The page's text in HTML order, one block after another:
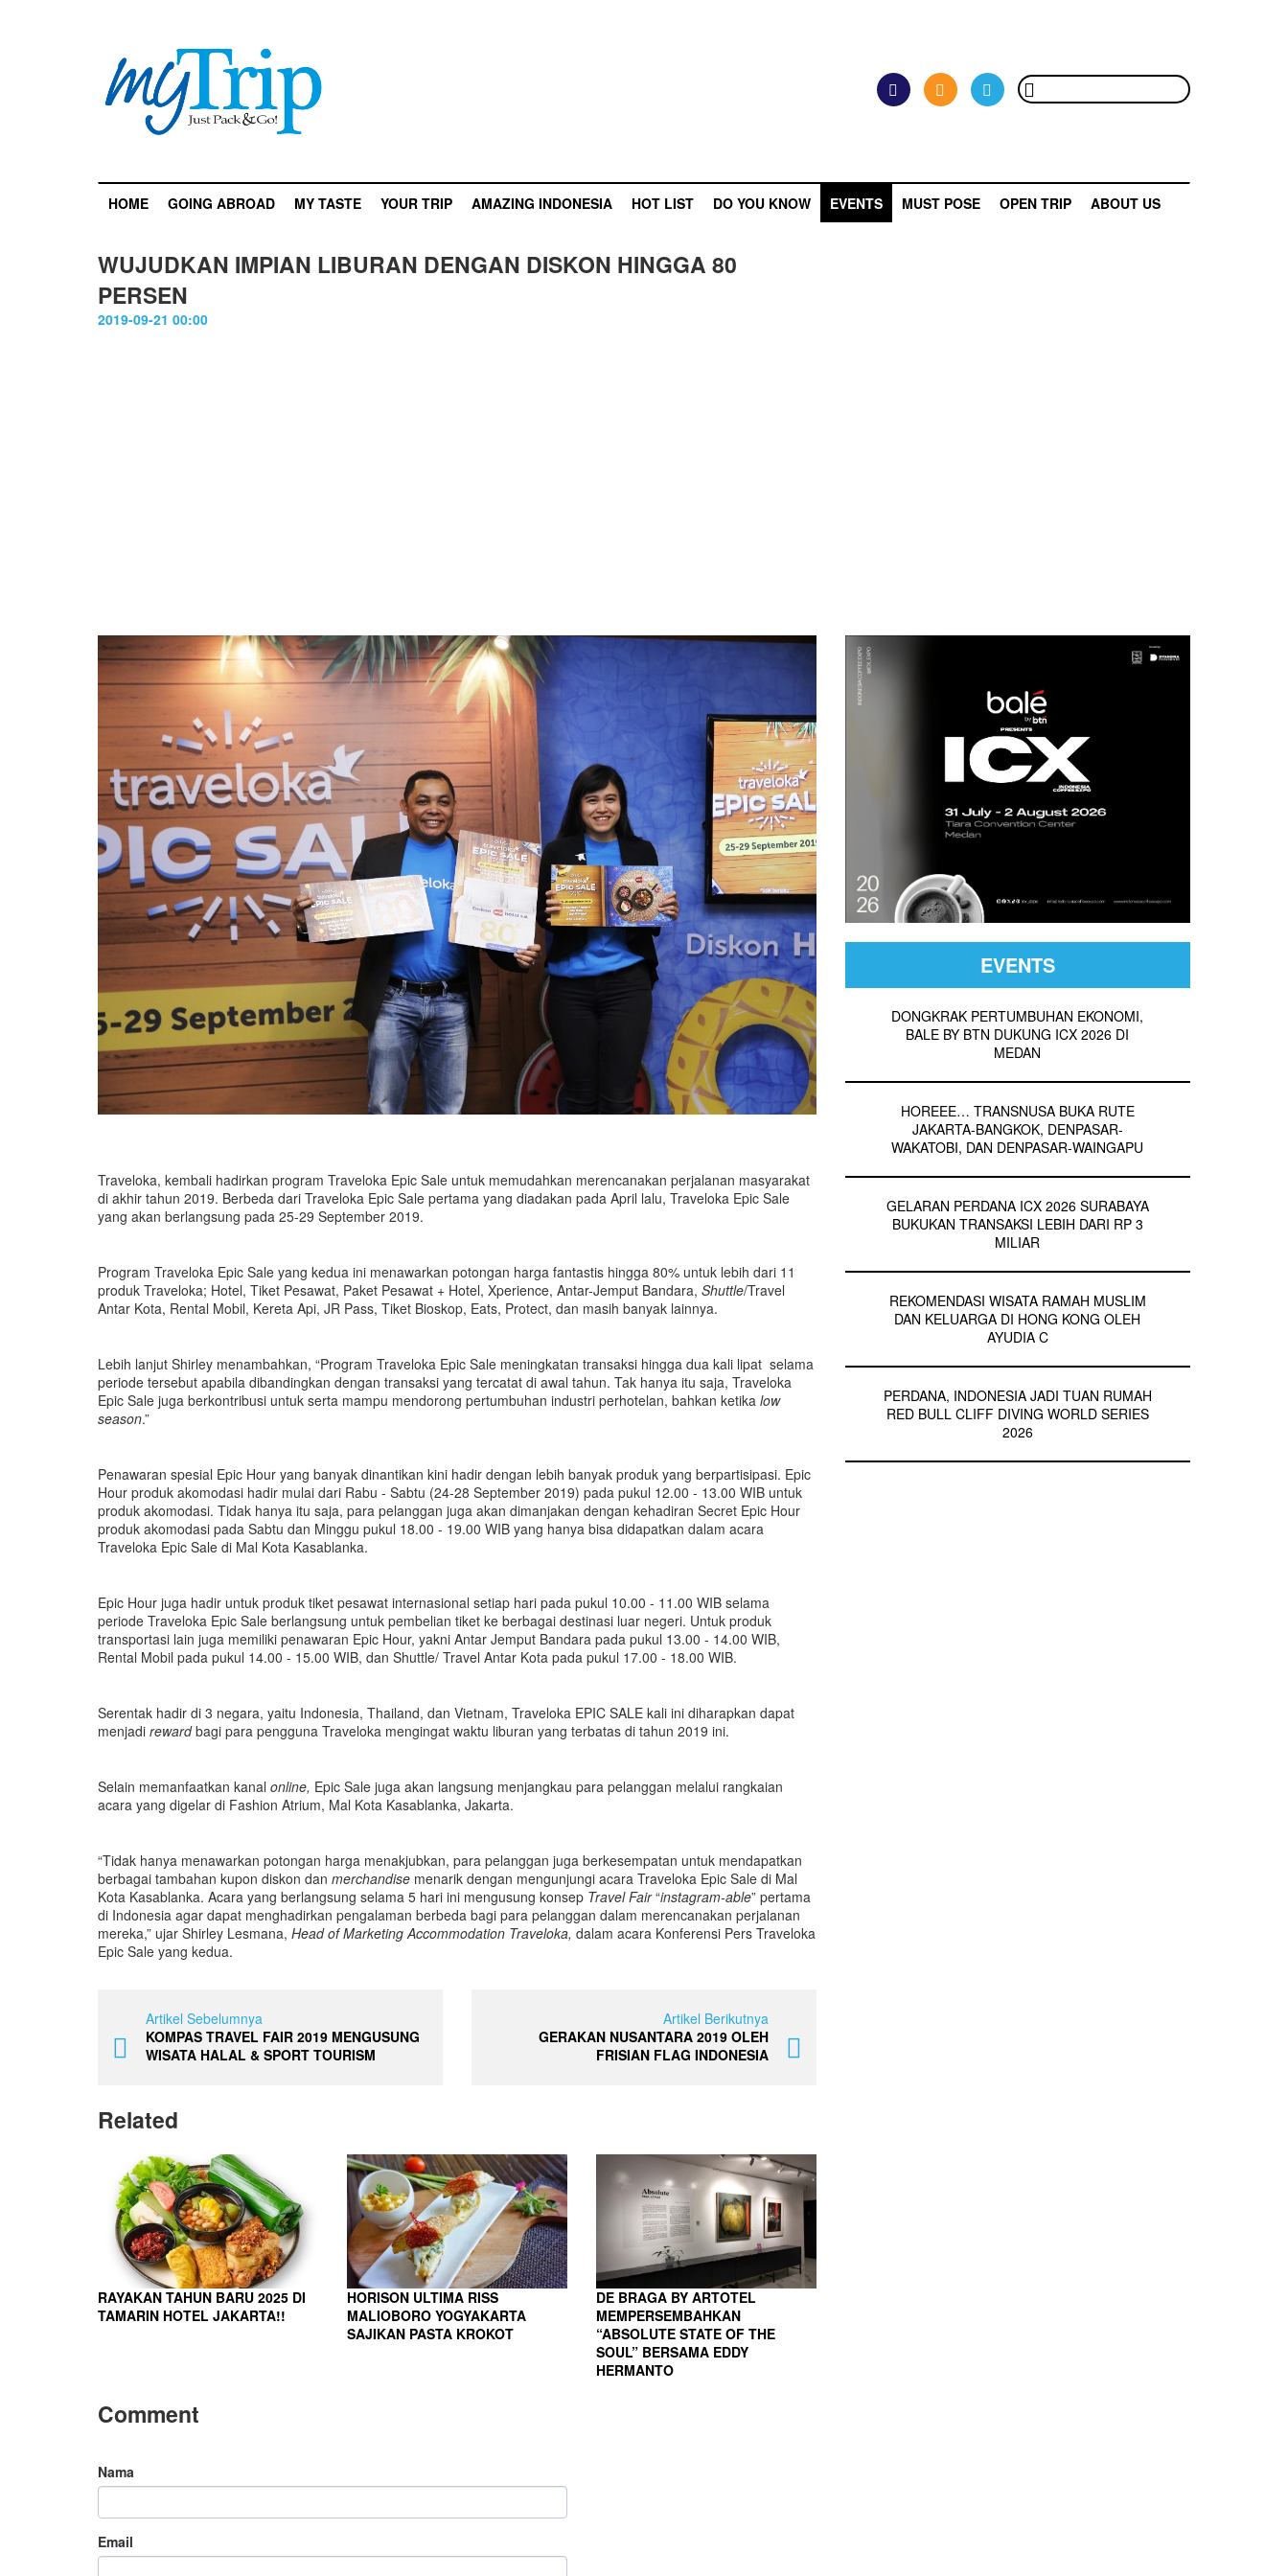
HOME GOING ABROAD MY TASTE YOUR TRIP AMAZING INDONESIA HOT LIST DO YOU KNOW EVENTS MUST POSE OPEN TRIP ABOUT US
WUJUDKAN IMPIAN LIBURAN DENGAN DISKON HINGGA 80
PERSEN
2019-09-21 00:00
Traveloka, kembali hadirkan program Traveloka Epic Sale untuk memudahkan merencanakan perjalanan masyarakat
di akhir tahun 2019. Berbeda dari Traveloka Epic Sale pertama yang diadakan pada April lalu, Traveloka Epic Sale
yang akan berlangsung pada 25-29 September 2019.
Program Traveloka Epic Sale yang kedua ini menawarkan potongan harga fantastis hingga 80% untuk lebih dari 11
produk Traveloka; Hotel, Tiket Pesawat, Paket Pesawat + Hotel, Xperience, Antar-Jemput Bandara, Shuttle/Travel
Antar Kota, Rental Mobil, Kereta Api, JR Pass, Tiket Bioskop, Eats, Protect, dan masih banyak lainnya.
Lebih lanjut Shirley menambahkan, “Program Traveloka Epic Sale meningkatan transaksi hingga dua kali lipat selama
periode tersebut apabila dibandingkan dengan transaksi yang tercatat di awal tahun. Tak hanya itu saja, Traveloka
Epic Sale juga berkontribusi untuk serta mampu mendorong pertumbuhan industri perhotelan, bahkan ketika low
season.”
Penawaran spesial Epic Hour yang banyak dinantikan kini hadir dengan lebih banyak produk yang berpartisipasi. Epic
Hour produk akomodasi hadir mulai dari Rabu - Sabtu (24-28 September 2019) pada pukul 12.00 - 13.00 WIB untuk
produk akomodasi. Tidak hanya itu saja, para pelanggan juga akan dimanjakan dengan kehadiran Secret Epic Hour
produk akomodasi pada Sabtu dan Minggu pukul 18.00 - 19.00 WIB yang hanya bisa didapatkan dalam acara
Traveloka Epic Sale di Mal Kota Kasablanka.
Epic Hour juga hadir untuk produk tiket pesawat internasional setiap hari pada pukul 10.00 - 11.00 WIB selama
periode Traveloka Epic Sale berlangsung untuk pembelian tiket ke berbagai destinasi luar negeri. Untuk produk
transportasi lain juga memiliki penawaran Epic Hour, yakni Antar Jemput Bandara pada pukul 13.00 - 14.00 WIB,
Rental Mobil pada pukul 14.00 - 15.00 WIB, dan Shuttle/ Travel Antar Kota pada pukul 17.00 - 18.00 WIB.
Serentak hadir di 3 negara, yaitu Indonesia, Thailand, dan Vietnam, Traveloka EPIC SALE kali ini diharapkan dapat
menjadi rewardbagi para pengguna Traveloka mengingat waktu liburan yang terbatas di tahun 2019 ini.
Selain memanfaatkan kanal online, Epic Sale juga akan langsung menjangkau para pelanggan melalui rangkaian
acara yang digelar di Fashion Atrium, Mal Kota Kasablanka, Jakarta.
“Tidak hanya menawarkan potongan harga menakjubkan, para pelanggan juga berkesempatan untuk mendapatkan
berbagai tambahan kupon diskon dan merchandise menarik dengan mengunjungi acara Traveloka Epic Sale di Mal
Kota Kasablanka. Acara yang berlangsung selama 5 hari ini mengusung konsep Travel Fair“instagram-able” pertama
di Indonesia agar dapat menghadirkan pengalaman berbeda bagi para pelanggan dalam merencanakan perjalanan
mereka,” ujar Shirley Lesmana, Head of Marketing Accommodation Traveloka, dalam acara Konferensi Pers Traveloka
Epic Sale yang kedua.
Artikel Sebelumnya
KOMPAS TRAVEL FAIR 2019 MENGUSUNG
WISATA HALAL & SPORT TOURISM
Artikel Berikutnya
GERAKAN NUSANTARA 2019 OLEH
FRISIAN FLAG INDONESIA
Related
RAYAKAN TAHUN BARU 2025 DI
TAMARIN HOTEL JAKARTA!!
HORISON ULTIMA RISS
MALIOBORO YOGYAKARTA
SAJIKAN PASTA KROKOT
DE BRAGA BY ARTOTEL
MEMPERSEMBAHKAN
“ABSOLUTE STATE OF THE
SOUL” BERSAMA EDDY
HERMANTO
Comment
Nama
Email
EVENTS
DONGKRAK PERTUMBUHAN EKONOMI,
BALE BY BTN DUKUNG ICX 2026 DI
MEDAN
HOREEE… TRANSNUSA BUKA RUTE
JAKARTA-BANGKOK, DENPASAR-
WAKATOBI, DAN DENPASAR-WAINGAPU
GELARAN PERDANA ICX 2026 SURABAYA
BUKUKAN TRANSAKSI LEBIH DARI RP 3
MILIAR
REKOMENDASI WISATA RAMAH MUSLIM
DAN KELUARGA DI HONG KONG OLEH
AYUDIA C
PERDANA, INDONESIA JADI TUAN RUMAH
RED BULL CLIFF DIVING WORLD SERIES
2026